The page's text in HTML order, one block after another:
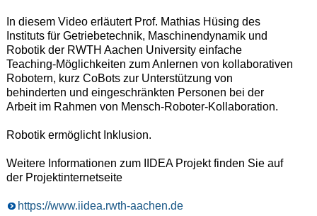
In diesem Video erläutert Prof. Mathias Hüsing des
Instituts für Getriebetechnik, Maschinendynamik und
Robotik der RWTH Aachen University einfache
Teaching-Möglichkeiten zum Anlernen von kollaborativen
Robotern, kurz CoBots zur Unterstützung von
behinderten und eingeschränkten Personen bei der
Arbeit im Rahmen von Mensch-Roboter-Kollaboration.
Robotik ermöglicht Inklusion.
Weitere Informationen zum IIDEA Projekt finden Sie auf
der Projektinternetseite
https://www.iidea.rwth-aachen.de